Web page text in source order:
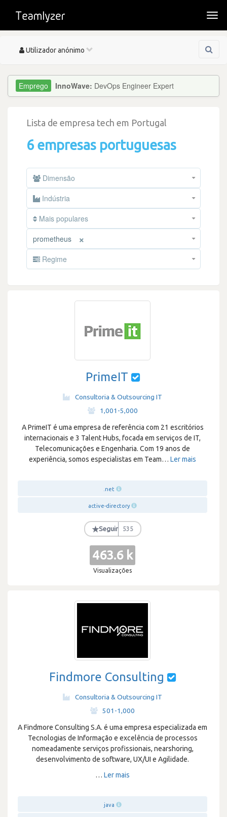
Toggle
Utilizador anónimo
InnoWave: DevOps Engineer Expert
Lista de empresa tech em Portugal
6 empresas portuguesas
Dimensão
Indústria
Mais populares
×
prometheus
Regime
PrimeIT
Consultoria & Outsourcing IT
1,001-5,000
A PrimeIT é uma empresa de referência com 21 escritórios
internacionais e 3 Talent Hubs, focada em serviços de IT,
Telecomunicações e Engenharia. Com 19 anos de
experiência, somos especialistas em Team… Ler mais
.net
active-directory
★Seguir 535
463.6 k
Visualizações
Findmore Consulting
Consultoria & Outsourcing IT
501-1,000
A Findmore Consulting S.A. é uma empresa especializada em
Tecnologias de Informação e excelência de processos
nomeadamente serviços profissionais, nearshoring,
desenvolvimento de software, UX/UI e Agilidade.
… Ler mais
java